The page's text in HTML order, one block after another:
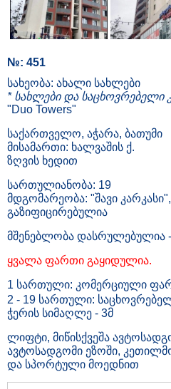
№: 451
სახეობა: ახალი სახლები
* სახლები და საცხოვრებელი
"Duo Towers"
საქართველო, აჭარა, ბათუმი
მისამართი: ხალვაშის ქ.
ზღვის ხედით
სართულიანობა: 19
მდგომარეობა: "შავი
გაზიფიცირებულია
მშენებლობა დასრულებულია
ყვალა ფართი გაყიდულია.
1 სართული: კომერციული
2 - 19 სართული:
ჭერის სიმაღლე - 3მ
ლიფტი, მიწისქვეშა
ავტოსადგომი ეზოში,
და სპორტული მოედნით